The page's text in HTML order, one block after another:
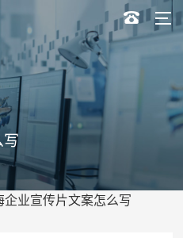
写
企业宣传片文案怎么写